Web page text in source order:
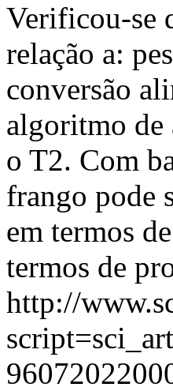
Verificou-se
relação a:
conversão
algoritmo de
o T2. Com
frango pode
em termos
termos de
http://